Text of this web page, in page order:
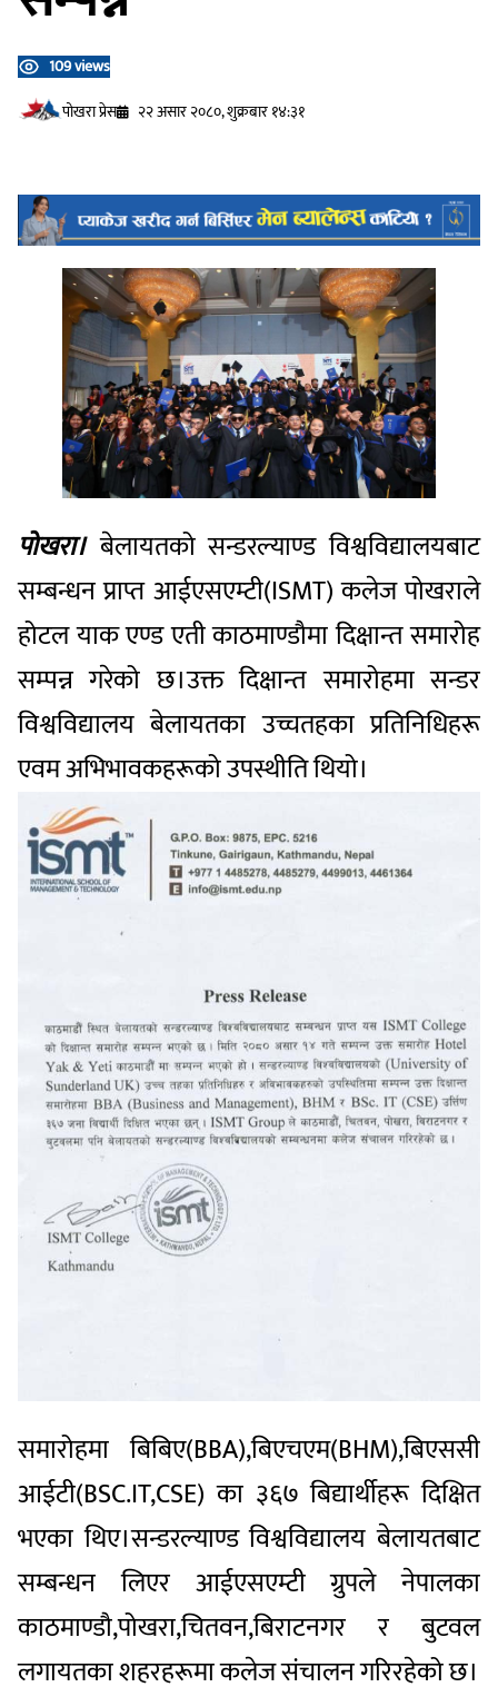
109 views
प‍ोखरा प्रेस
२२ असार २०८०, शुक्रबार १४:३१
पोखरा।बेलायतको सन्डरल्याण्ड विश्वविद्यालयबाट
सम्बन्धन प्राप्त आईएसएम्टी(ISMT) कलेज पोखराले
होटल याक एण्ड एती काठमाण्डौमा दिक्षान्त समारोह
सम्पन्न गरेको छ।उक्त दिक्षान्त समारोहमा सन्डर
विश्वविद्यालय बेलायतका उच्चतहका प्रतिनिधिहरू
एवम अभिभावकहरूको उपस्थीति थियो।
समारोहमा बिबिए(BBA),बिएचएम(BHM),बिएससी
आईटी(BSC.IT,CSE) का ३६७ बिद्यार्थीहरू दिक्षित
भएका थिए।सन्डरल्याण्ड विश्वविद्यालय बेलायतबाट
सम्बन्धन लिएर आईएसएम्टी ग्रुपले नेपालका
काठमाण्डौ,पोखरा,चितवन,बिराटनगर र बुटवल
लगायतका शहरहरूमा कलेज संचालन गरिरहेको छ।